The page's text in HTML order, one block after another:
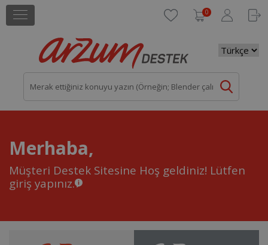
0
Merhaba,
Müşteri Destek Sitesine Hoş geldiniz! Lütfen
giriş yapınız.